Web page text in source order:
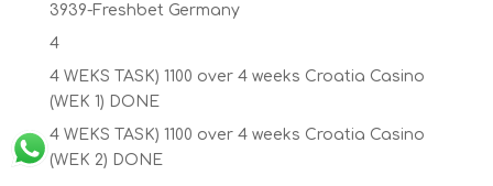
3939-Freshbet Germany
4
4 WEKS TASK) 1100 over 4 weeks Croatia Casino
(WEK 1) DONE
4 WEKS TASK) 1100 over 4 weeks Croatia Casino
(WEK 2) DONE